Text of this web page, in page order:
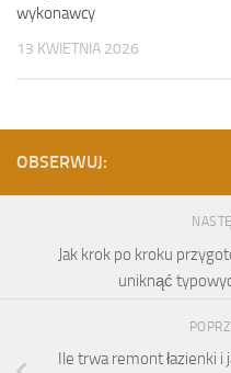
wykonawcy
13 KWIETNIA 2026
OBSERWUJ:
Jak krok po kroku
uniknąć
Ile trwa remont łazienki